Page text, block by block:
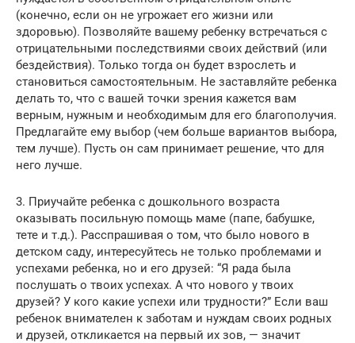
(конечно, если он не угрожает его жизни или
здоровью). Позволяйте вашему ребенку встречаться с
отрицательными последствиями своих действий (или
бездействия). Только тогда он будет взрослеть и
становиться самостоятельным. Не заставляйте ребенка
делать то, что с вашей точки зрения кажется вам
верным, нужным и необходимым для его благополучия.
Предлагайте ему выбор (чем больше вариантов выбора,
тем лучше). Пусть он сам принимает решение, что для
него лучше.
3. Приучайте ребенка с дошкольного возраста
оказывать посильную помощь маме (папе, бабушке,
тете и т.д.). Расспрашивая о том, что было нового в
детском саду, интересуйтесь не только проблемами и
успехами ребенка, но и его друзей: “Я рада была
послушать о твоих успехах. А что нового у твоих
друзей? У кого какие успехи или трудности?” Если ваш
ребенок внимателен к заботам и нуждам своих родных
и друзей, откликается на первый их зов, — значит